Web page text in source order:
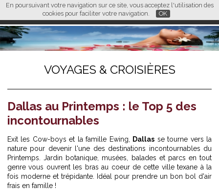
En poursuivant votre navigation sur ce site, vous acceptez l'utilisation des
cookies pour faciliter votre navigation.
OK
FR EN CN
L M
VOYAGES & CROISIÈRES
Dallas au Printemps : le Top 5 des
incontournables
Exit les Cow-boys et la famille Ewing, Dallas se tourne vers la
nature pour devenir l'une des destinations incontournables du
Printemps. Jardin botanique, musées, balades et parcs en tout
genre vous ouvrent les bras au coeur de cette ville texane à la
fois moderne et trépidante. Idéal pour prendre un bon bol d'air
frais en famille !